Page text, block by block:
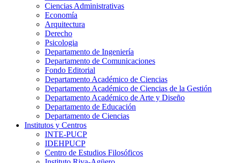
Ciencias Administrativas
Economía
Arquitectura
Derecho
Psicologia
Departamento de Ingeniería
Departamento de Comunicaciones
Fondo Editorial
Departamento Académico de Ciencias
Departamento Académico de Ciencias de la Gestión
Departamento Académico de Arte y Diseño
Departamento de Educación
Departamento de Ciencias
Institutos y Centros
INTE-PUCP
IDEHPUCP
Centro de Estudios Filosóficos